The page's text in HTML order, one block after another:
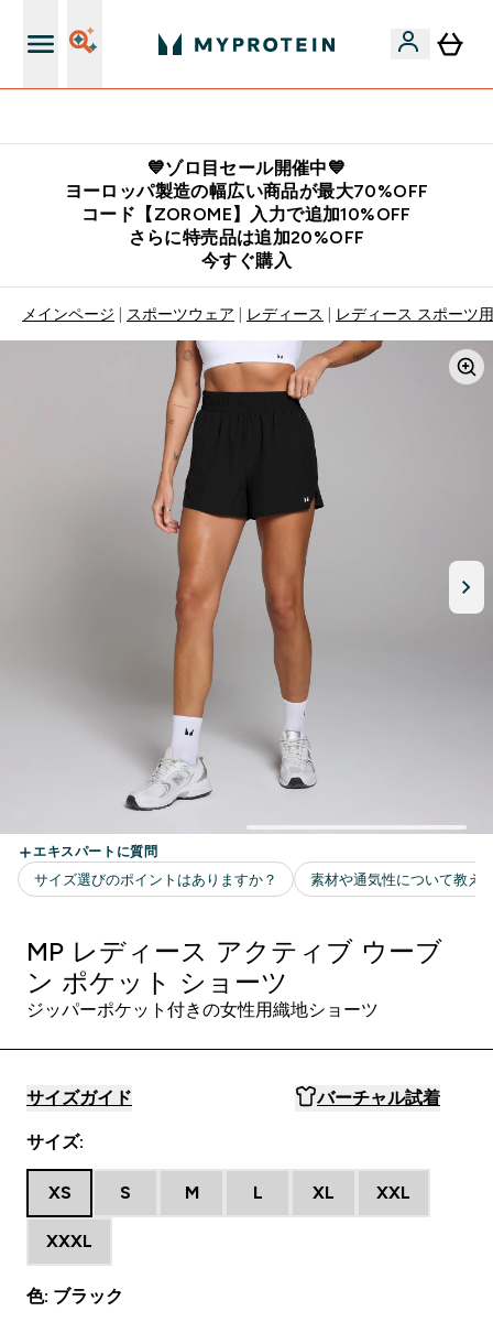
💙ゾロ目セール開催中💙
ヨーロッパ製造の幅広い商品が最大70%OFF
コード【ZOROME】入力で追加10%OFF
さらに特売品は追加20%OFF
今すぐ購入
メインページ スポーツウェア レディース レディース スポーツ
MP レディース アクティブ ウーブ
ン ポケット ショーツ
ジッパーポケット付きの女性用織地ショーツ
サイズガイド バーチャル試着
サイズ:
XS S M L XL XXL
XXXL
色: ブラック